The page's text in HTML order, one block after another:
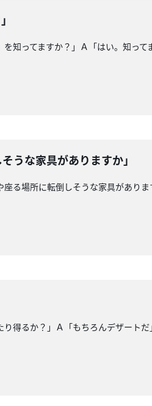
知ってますか？」Ａ「はい。知っ
うな家具がありますか」
る場所に転倒しそうな家具があり
得るか？」Ａ「もちろんデザート